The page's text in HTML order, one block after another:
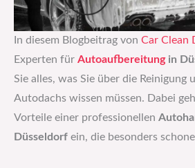
In diesem Blogbeitrag von Car Clean
Experten für Autoaufbereitungin
Sie alles, was Sie über die Reinigung
Autodachs wissen müssen. Dabei
Vorteile einer professionellen
Düsseldorf ein, die besonders